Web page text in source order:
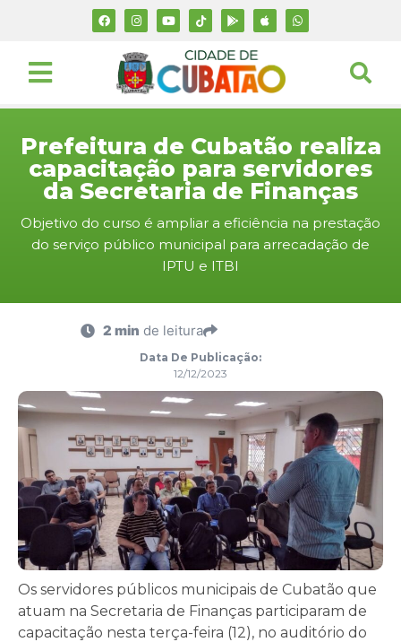
Prefeitura de Cubatão realiza
capacitação para servidores
da Secretaria de Finanças
Objetivo do curso é ampliar a eficiência na prestação
do serviço público municipal para arrecadação de
IPTU e ITBI
2 min de leitura
Data De Publicação:
12/12/2023
Os servidores públicos municipais de Cubatão que
atuam na Secretaria de Finanças participaram de
capacitação nesta terça-feira (12), no auditório do